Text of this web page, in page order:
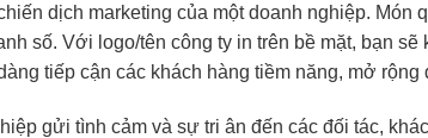
dịch marketing của một doanh nghiệp. Món
số. Với logo/tên công ty in trên bề mặt, bạn
tiếp cận các khách hàng tiềm năng, mở
gửi tình cảm và sự tri ân đến các đối tác,